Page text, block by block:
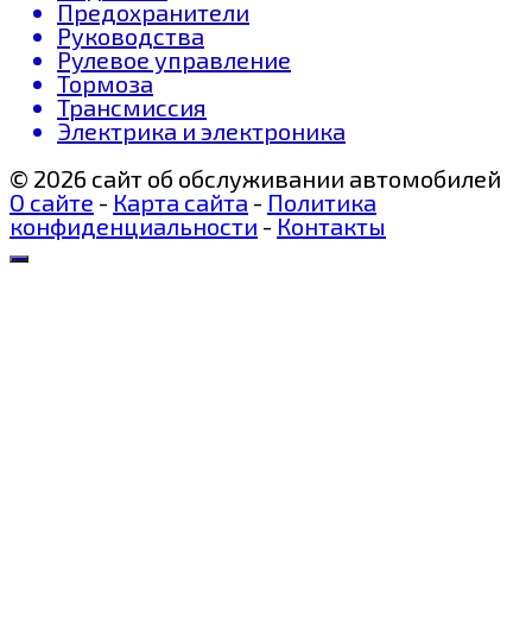
Предохранители
Руководства
Рулевое управление
Тормоза
Трансмиссия
Электрика и электроника
© 2026 сайт об обслуживании автомобилей
О сайте - Карта сайта - Политика
конфиденциальности - Контакты